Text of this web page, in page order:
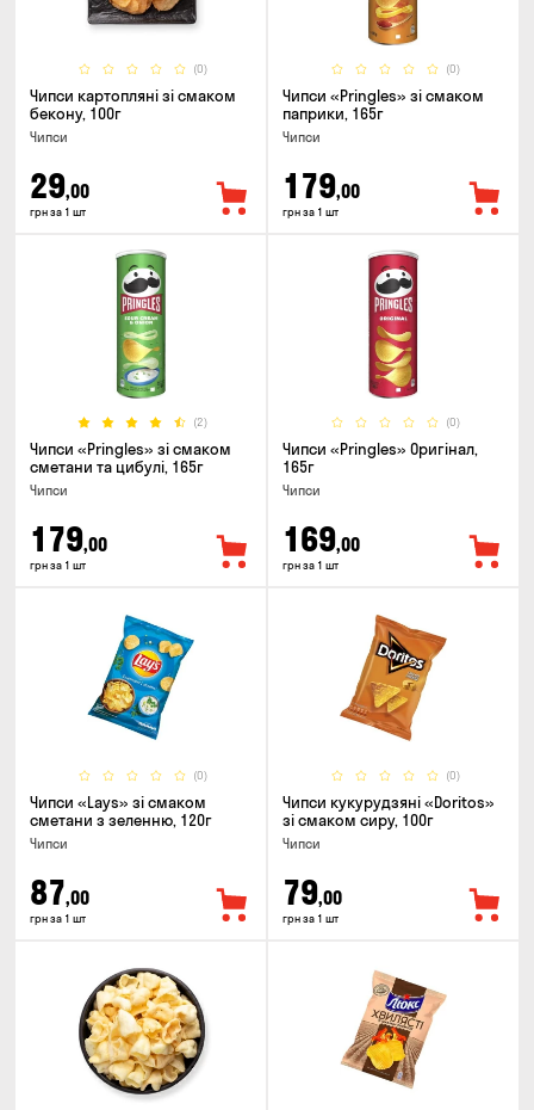
(0)
Чипси картопляні зі смаком
бекону, 100г
Чипси
29,00
грн за 1 шт
(0)
Чипси «Pringles» зі смаком
паприки, 165г
Чипси
179,00
грн за 1 шт
(2)
Чипси «Pringles» зі смаком
сметани та цибулі, 165г
Чипси
179,00
грн за 1 шт
(0)
Чипси «Pringles» Оригінал,
165г
Чипси
169,00
грн за 1 шт
(0)
Чипси «Lays» зі смаком
сметани з зеленню, 120г
Чипси
87,00
грн за 1 шт
(0)
Чипси кукурудзяні «Doritos»
зі смаком сиру, 100г
Чипси
79,00
грн за 1 шт